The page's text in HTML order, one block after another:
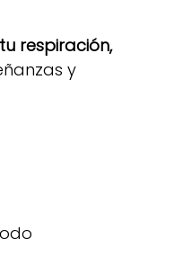
respiración,
y